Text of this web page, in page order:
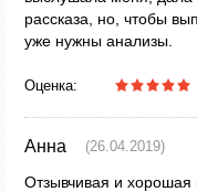
рассказа, но, чтобы
уже нужны анализы.
Оценка:
Анна (26.04.2019)
Отзывчивая и хорошая